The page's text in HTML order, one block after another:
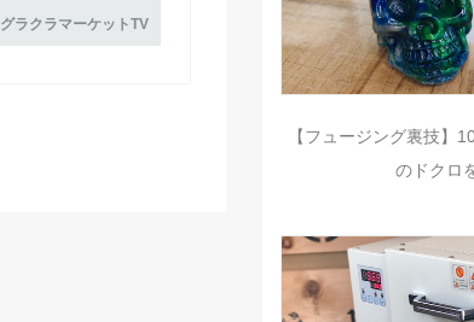
グラクラマーケットTV
【フュージング裏技】
のドクロ